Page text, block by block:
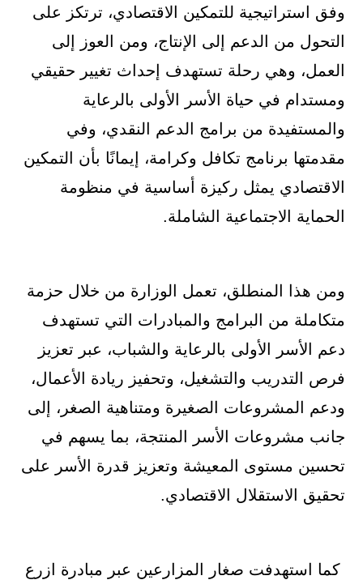
وفق استراتيجية للتمكين الاقتصادي، ترتكز على
التحول من الدعم إلى الإنتاج، ومن العوز إلى
العمل، وهي رحلة تستهدف إحداث تغيير حقيقي
ومستدام في حياة الأسر الأولى بالرعاية
والمستفيدة من برامج الدعم النقدي، وفي
مقدمتها برنامج تكافل وكرامة، إيمانًا بأن التمكين
الاقتصادي يمثل ركيزة أساسية في منظومة
الحماية الاجتماعية الشاملة.
ومن هذا المنطلق، تعمل الوزارة من خلال حزمة
متكاملة من البرامج والمبادرات التي تستهدف
دعم الأسر الأولى بالرعاية والشباب، عبر تعزيز
فرص التدريب والتشغيل، وتحفيز ريادة الأعمال،
ودعم المشروعات الصغيرة ومتناهية الصغر، إلى
جانب مشروعات الأسر المنتجة، بما يسهم في
تحسين مستوى المعيشة وتعزيز قدرة الأسر على
تحقيق الاستقلال الاقتصادي.
كما استهدفت صغار المزارعين عبر مبادرة ازرع